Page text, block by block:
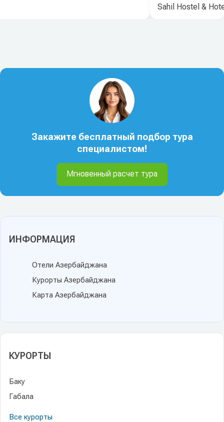
ИНФОРМАЦИЯ
Отели Азербайджана
Курорты Азербайджана
Карта Азербайджана
КУРОРТЫ
Баку
Габала
Все курорты
Sahil Hostel &
Закажите бесплатный подбор тура
специалистом!
Мгновенный расчет тура